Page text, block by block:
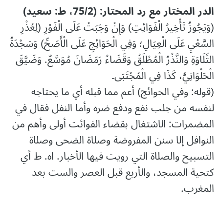
الدر المختار مع رد المحتار: (75/2، ط: سعید)
(وَيَجُوزُ تَأْخِيرُ الْفَوَائِتِ) وَإِنْ وَجَبَتْ عَلَى الْفَوْرِ (لِعُذْرِ
السَّعْيِ عَلَى الْعِيَالِ؛ وَفِي الْحَوَائِجِ عَلَى الْأَصَحِّ) وَسَجْدَةُ
التِّلَاوَةِ وَالنَّذْرُ الْمُطْلَقُ وَقَضَاءُ رَمَضَانَ مُوَسَّعٌ. وَضَيَّقَ
الْحَلْوَانِيُّ، كَذَا فِي الْمُجْتَبَى۔
(قوله: وفي الحوائج) أعم مما قبله أي ما يحتاجه
لنفسه من جلب نفع ودفع ضره وأما النفل فقال في
المضمرات: الاشتغال بقضاء الفوائت أولى وأهم من
النوافل إلا سنن المفروضة وصلاة الضحى وصلاة
التسبيح والصلاة التي رويت فيها الأخبار. اه. ط أي
كتحية المسجد، والأربع قبل العصر والست بعد
المغرب.